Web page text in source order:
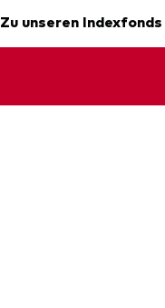
Zu unseren Indexfonds